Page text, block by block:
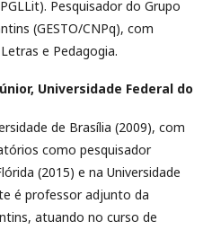
Pesquisador do Grupo
(GESTO/CNPq), com
e Pedagogia.
Universidade Federal do
de Brasília (2009), com
como pesquisador
(2015) e na Universidade
é professor adjunto da
atuando no curso de